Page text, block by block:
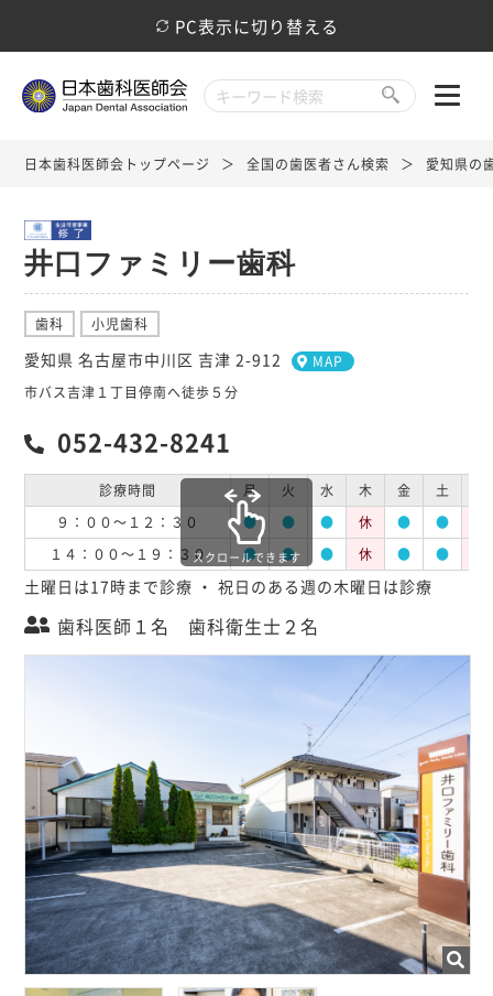
PC表示に切り替える
日本歯科医師会トップページ 全国の歯医者さん検索 愛知県の
井口ファミリー歯科
歯科 小児歯科
愛知県 名古屋市中川区 吉津 2-912
MAP
市バス吉津１丁目停南へ徒歩５分
052-432-8241
診療時間 月 火 水 木 金 土
９：００～１２：３０
● ● ● 休 ● ●
１４：００～１９：３０
● ● ● 休 ● ●
スクロールできます
土曜日は17時まで診療 ・ 祝日のある週の木曜日は診療
歯科医師１名 歯科衛生士２名